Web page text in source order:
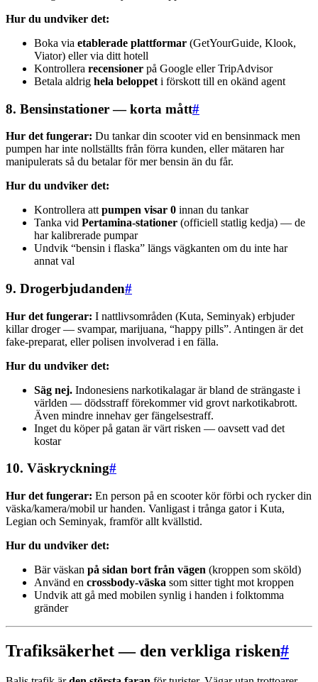
Hur du undviker det:
Boka via etablerade plattformar (GetYourGuide, Klook,
Viator) eller via ditt hotell
Kontrollera recensioner på Google eller TripAdvisor
Betala aldrig hela beloppet i förskott till en okänd agent
8. Bensinstationer — korta mått#
Hur det fungerar: Du tankar din scooter vid en bensinmack men
pumpen har inte nollställts från förra kunden, eller mätaren har
manipulerats så du betalar för mer bensin än du får.
Hur du undviker det:
Kontrollera att pumpen visar 0 innan du tankar
Tanka vid Pertamina-stationer (officiell statlig kedja) — de
har kalibrerade pumpar
Undvik “bensin i flaska” längs vägkanten om du inte har
annat val
9. Drogerbjudanden#
Hur det fungerar: I nattlivsområden (Kuta, Seminyak) erbjuder
killar droger — svampar, marijuana, “happy pills”. Antingen är det
fake-preparat, eller polisen involverad i en fälla.
Hur du undviker det:
Säg nej. Indonesiens narkotikalagar är bland de strängaste i
världen — dödsstraff förekommer vid grovt narkotikabrott.
Även mindre innehav ger fängelsestraff.
Inget du köper på gatan är värt risken — oavsett vad det
kostar
10. Väskryckning#
Hur det fungerar: En person på en scooter kör förbi och rycker din
väska/kamera/mobil ur handen. Vanligast i trånga gator i Kuta,
Legian och Seminyak, framför allt kvällstid.
Hur du undviker det:
Bär väskan på sidan bort från vägen (kroppen som sköld)
Använd en crossbody-väska som sitter tight mot kroppen
Undvik att gå med mobilen synlig i handen i folktomma
gränder
Trafiksäkerhet — den verkliga risken#